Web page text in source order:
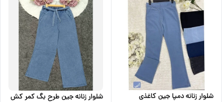
شلوار زنانه دمپا جین کاغذی شلوار زنانه جین طرح بگ کمر کش